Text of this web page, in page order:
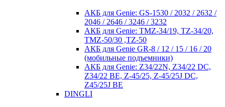
АКБ для Genie: GS-1530 / 2032 / 2632 /
2046 / 2646 / 3246 / 3232
АКБ для Genie: TMZ-34/19, TZ-34/20,
TMZ-50/30 ,TZ-50
АКБ для Genie GR-8 / 12 / 15 / 16 / 20
(мобильные подъемники)
АКБ для Genie: Z34/22N, Z34/22 DC,
Z34/22 BE, Z-45/25, Z-45/25J DC,
Z45/25J BE
DINGLI